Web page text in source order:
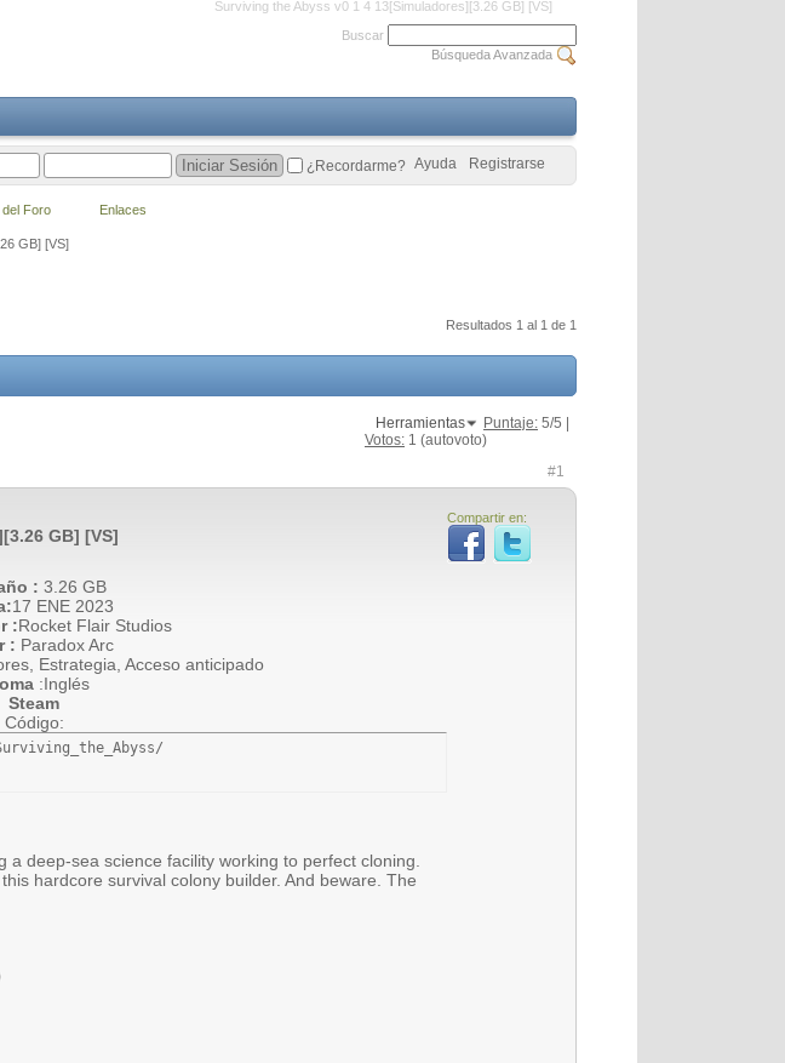
Surviving the Abyss v0 1 4 13[Simuladores][3.26 GB] [VS]
GB] [VS]
Resultados 1 al 1 de 1
Herramientas Puntaje: 5/5 |
Votos: 1 (autovoto)
#1
Compartir en:
GB] [VS]
: 3.26 GB
17 ENE 2023
:Rocket Flair Studios
: Paradox Arc
Estrategia, Acceso anticipado
:Inglés
Steam
Código:
deep-sea science facility working to perfect cloning.
hardcore survival colony builder. And beware. The
Buscar
Búsqueda Avanzada
Registrarse
Ayuda
¿Recordarme?
Foro Enlaces